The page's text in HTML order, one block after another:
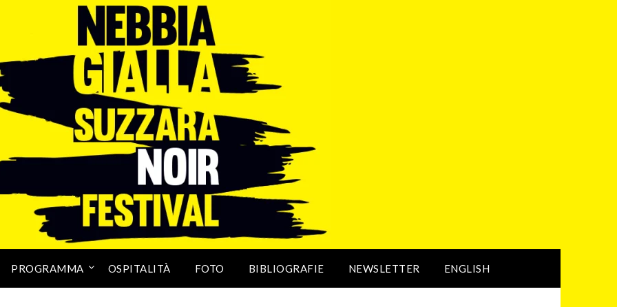
PROGRAMMA OSPITALITÀ FOTO BIBLIOGRAFIE NEWSLETTER ENGLISH